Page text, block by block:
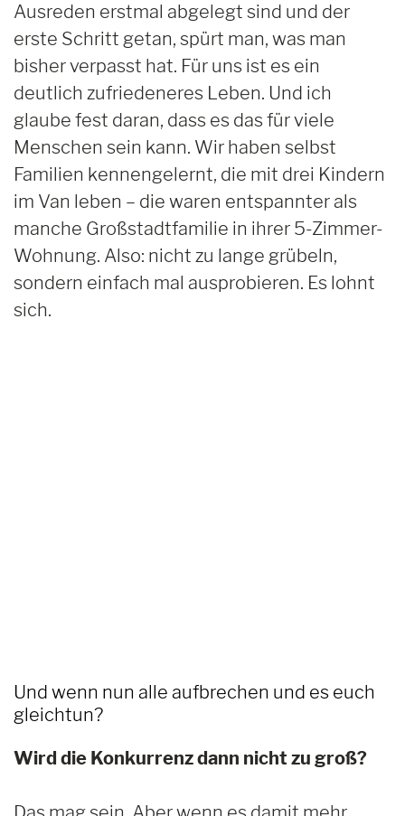
Ausreden erstmal abgelegt sind und der
erste Schritt getan, spürt man, was man
bisher verpasst hat. Für uns ist es ein
deutlich zufriedeneres Leben. Und ich
glaube fest daran, dass es das für viele
Menschen sein kann. Wir haben selbst
Familien kennengelernt, die mit drei Kindern
im Van leben – die waren entspannter als
manche Großstadtfamilie in ihrer 5-Zimmer-
Wohnung. Also: nicht zu lange grübeln,
sondern einfach mal ausprobieren. Es lohnt
sich.
Und wenn nun alle aufbrechen und es euch
gleichtun?
Wird die Konkurrenz dann nicht zu groß?